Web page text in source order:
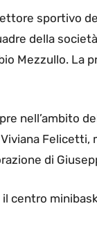
sportivo
della
Mezzullo. La
nell’ambito
di
centro